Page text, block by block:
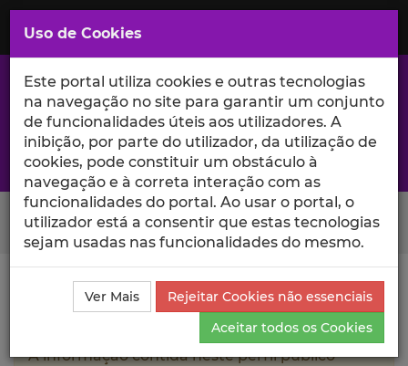
Saltar
para
Conteúdo
Principal
A excelência da investigação e ciência no Iscte
Search Button
Ciência_Iscte Autores
Camila Maria Pombeiro Lopes
da Costa Rodrigues
Currículo
A informação contida neste perfil público
Uso de Cookies
Este portal utiliza cookies e outras tecnologias
na navegação no site para garantir um conjunto
de funcionalidades úteis aos utilizadores. A
inibição, por parte do utilizador, da utilização de
cookies, pode constituir um obstáculo à
navegação e à correta interação com as
funcionalidades do portal. Ao usar o portal, o
utilizador está a consentir que estas tecnologias
sejam usadas nas funcionalidades do mesmo.
Ver Mais
Rejeitar Cookies não essenciais
Aceitar todos os Cookies